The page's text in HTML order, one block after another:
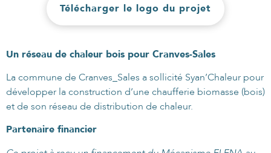
Télécharger le logo du projet
Un réseau de chaleur bois pour Cranves-Sales
La commune de Cranves_Sales a sollicité Syan’Chaleur pour
développer la construction d’une chaufferie biomasse (bois)
et de son réseau de distribution de chaleur.
Partenaire financier